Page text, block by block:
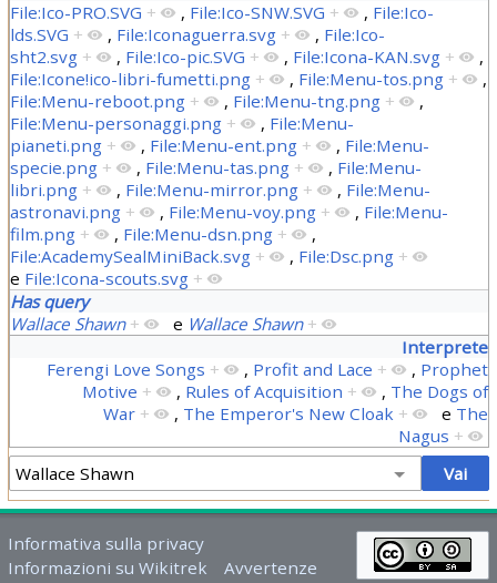
File:Ico-PRO.SVG + , File:Ico-SNW.SVG + , File:Ico-
lds.SVG + , File:Iconaguerra.svg + , File:Ico-
sht2.svg + , File:Ico-pic.SVG + , File:Icona-KAN.svg +
,
File:Icone!ico-libri-fumetti.png + , File:Menu-tos.png +
,
File:Menu-reboot.png + , File:Menu-tng.png +
,
File:Menu-personaggi.png + , File:Menu-
pianeti.png + , File:Menu-ent.png + , File:Menu-
specie.png + , File:Menu-tas.png + , File:Menu-
libri.png + , File:Menu-mirror.png + , File:Menu-
astronavi.png + , File:Menu-voy.png + , File:Menu-
film.png + , File:Menu-dsn.png +
,
File:AcademySealMiniBack.svg + , File:Dsc.png +
e File:Icona-scouts.svg +
Has query
Wallace Shawn + e Wallace Shawn +
Interprete
Ferengi Love Songs + , Profit and Lace + , Prophet
Motive + , Rules of Acquisition + , The Dogs of
War + , The Emperor's New Cloak + e The
Nagus +
Informativa sulla privacy
Informazioni su Wikitrek
Avvertenze